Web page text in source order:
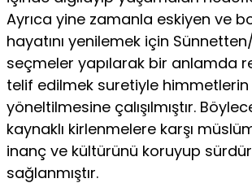
Ayrıca yine zamanla eskiyen ve
hayatını yenilemek için
seçmeler yapılarak bir an­lamda
telif edilmek suretiyle himmetlerin
yöneltilmesine çalışılmıştır.
kaynaklı kirlen­melere karşı
inanç ve kültürünü koruyup
sağlanmıştır.